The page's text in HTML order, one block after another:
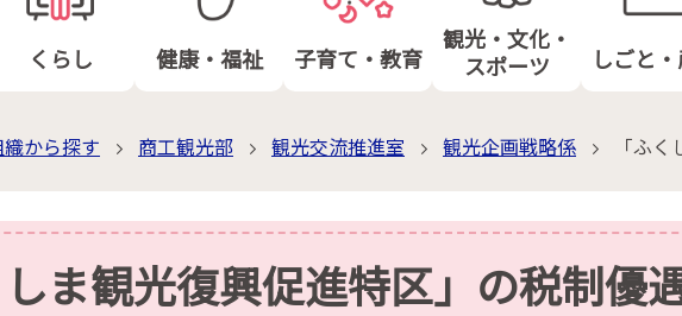
くらし 健康・福祉 子育て・教育
観光・文化・
スポーツ
しごと
から探す 商工観光部 観光交流推進室 観光企画戦略係 「ふ
しま観光復興促進特区」の税制優